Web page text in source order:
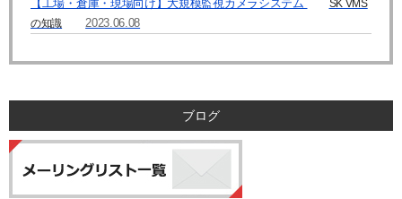
【個人情報に関するお問合せ先】
「開示等のご請求」「苦情・お問合せ」「個人情報保護方針」に関する
個人情報保護管理者：管理本部 駒場 諭
【工場・倉庫・現場向け】大規模監視カメラシステム
SK VMS
の知識
2023.06.08
ブログ